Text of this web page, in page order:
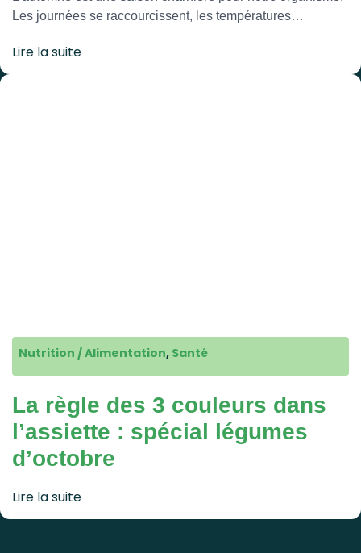
Les journées se raccourcissent, les températures…
Lire la suite
Nutrition / Alimentation, Santé
La règle des 3 couleurs dans
l’assiette : spécial légumes
d’octobre
Lire la suite